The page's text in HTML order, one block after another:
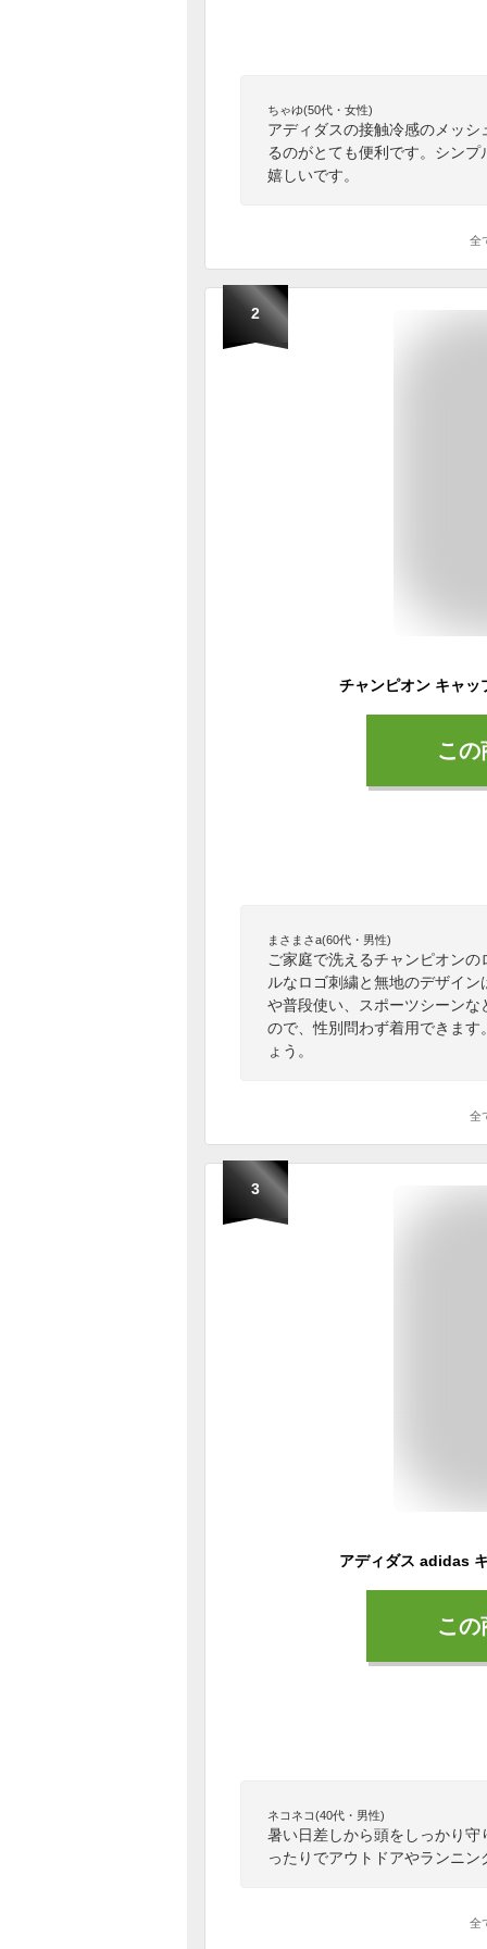
ちゃゆ(50代・女性)
アディダスの接触冷感のメッ
るのがとても便利です。シン
嬉しいです。
全
2
こ
まさまさa(60代・男性)
ご家庭で洗えるチャンピオン
ルなロゴ刺繍と無地のデザイ
や普段使い、スポーツシーン
ので、性別問わず着用できま
ょう。
全
3
こ
ネコネコ(40代・男性)
暑い日差しから頭をしっかり
ったりでアウトドアやランニ
全